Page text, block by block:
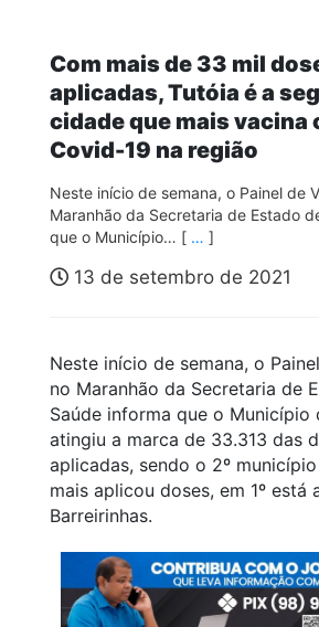
Com mais de 33 mil
aplicadas, Tutóia é a
cidade que mais vacina
Covid-19 na região
Neste início de semana, o Painel de
Maranhão da Secretaria de Estado
que o Município… [ … ]
13 de setembro de 2021
Neste início de semana, o
no Maranhão da Secretaria de
Saúde informa que o Município
atingiu a marca de 33.313 das
aplicadas, sendo o 2º
mais aplicou doses, em 1º está
Barreirinhas.